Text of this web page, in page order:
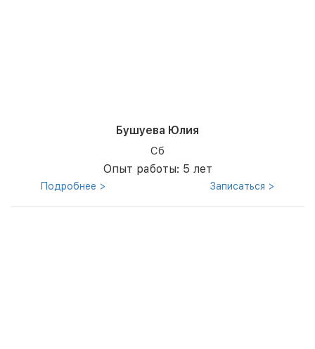
Бушуева Юлия
Сб
Опыт работы: 5 лет
Подробнее > Записаться >